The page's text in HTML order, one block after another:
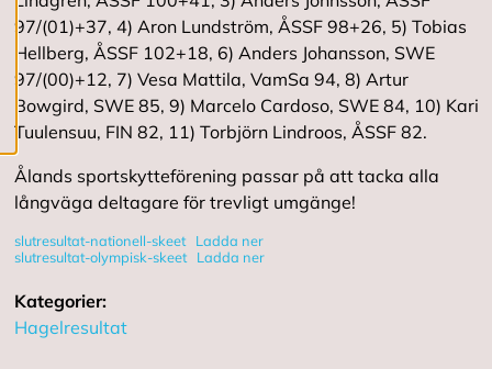
a
A
c
c
e
t
e
r
a
a
l
a
c
97/(01)+37, 4) Aron Lundström, ÅSSF 98+26, 5) Tobias
Hellberg, ÅSSF 102+18, 6) Anders Johansson, SWE
97/(00)+12, 7) Vesa Mattila, VamSa 94, 8) Artur
Bowgird, SWE 85, 9) Marcelo Cardoso, SWE 84, 10) Kari
Tuulensuu, FIN 82, 11) Torbjörn Lindroos, ÅSSF 82.
Ålands sportskytteförening passar på att tacka alla
långväga deltagare för trevligt umgänge!
slutresultat-nationell-skeet
Ladda ner
slutresultat-olympisk-skeet
Ladda ner
Kategorier:
Hagelresultat